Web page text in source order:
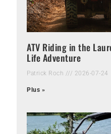
ATV Riding in the
Life Adventure
Patrick Roch 2026-07-24
Plus »